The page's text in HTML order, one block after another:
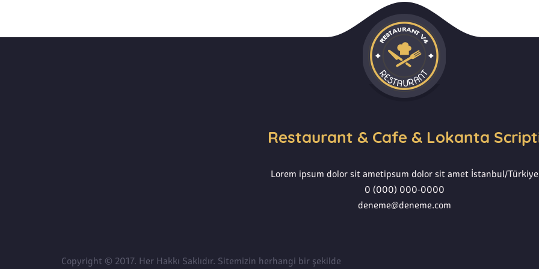
Restaurant & Cafe & Lokanta
Lorem ipsum dolor sit ametipsum dolor sit amet İstanbul/Türkiye
0 (000) 000-0000
deneme@deneme.com
Copyright © 2017. Her Hakkı Saklıdır. Sitemizin herhangi bir şekilde